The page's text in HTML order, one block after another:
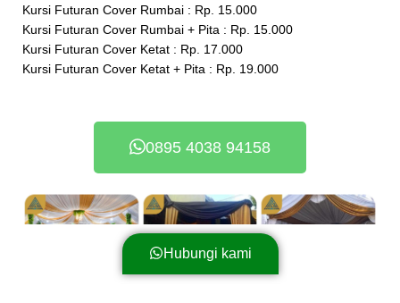
Hubungi kami
Kursi Futuran Cover Rumbai : Rp. 15.000
Kursi Futuran Cover Rumbai + Pita : Rp. 15.000
Kursi Futuran Cover Ketat : Rp. 17.000
Kursi Futuran Cover Ketat + Pita : Rp. 19.000
0895 4038 94158
Hubungi kami